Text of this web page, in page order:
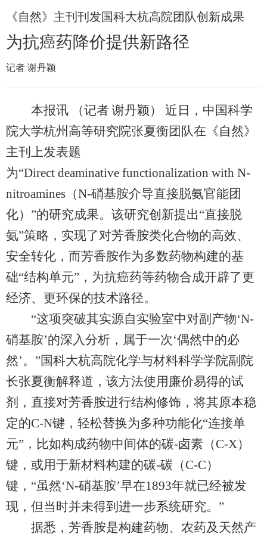
《自然》主刊刊发国科大杭高院团队创新成果
为抗癌药降价提供新路径
记者 谢丹颖
本报讯 （记者 谢丹颖） 近日，中国科学
院大学杭州高等研究院张夏衡团队在《自然》
主刊上发表题
为“Direct deaminative functionalization with N-
nitroamines（N-硝基胺介导直接脱氨官能团
化）”的研究成果。该研究创新提出“直接脱
氨”策略，实现了对芳香胺类化合物的高效、
安全转化，而芳香胺作为多数药物构建的基
础“结构单元”，为抗癌药等药物合成开辟了更
经济、更环保的技术路径。
“这项突破其实源自实验室中对副产物‘N-
硝基胺’的深入分析，属于一次‘偶然中的必
然’。”国科大杭高院化学与材料科学学院副院
长张夏衡解释道，该方法使用廉价易得的试
剂，直接对芳香胺进行结构修饰，将其原本稳
定的C-N键，轻松替换为多种功能化“连接单
元”，比如构成药物中间体的碳-卤素（C-X）
键，或用于新材料构建的碳-碳（C-C）
键，“虽然‘N-硝基胺’早在1893年就已经被发
现，但当时并未得到进一步系统研究。”
据悉，芳香胺是构建药物、农药及天然产